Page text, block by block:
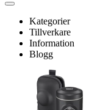
Kategorier
Tillverkare
Information
Blogg